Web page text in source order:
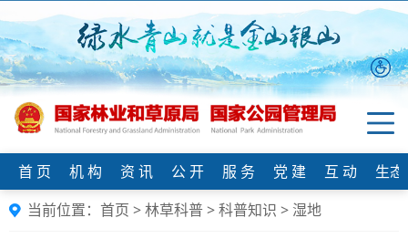
首 页 机 构 资 讯 公 开 服 务 党 建 互 动
生
当前位置： 首页 >林草科普>科普知识 > 湿地